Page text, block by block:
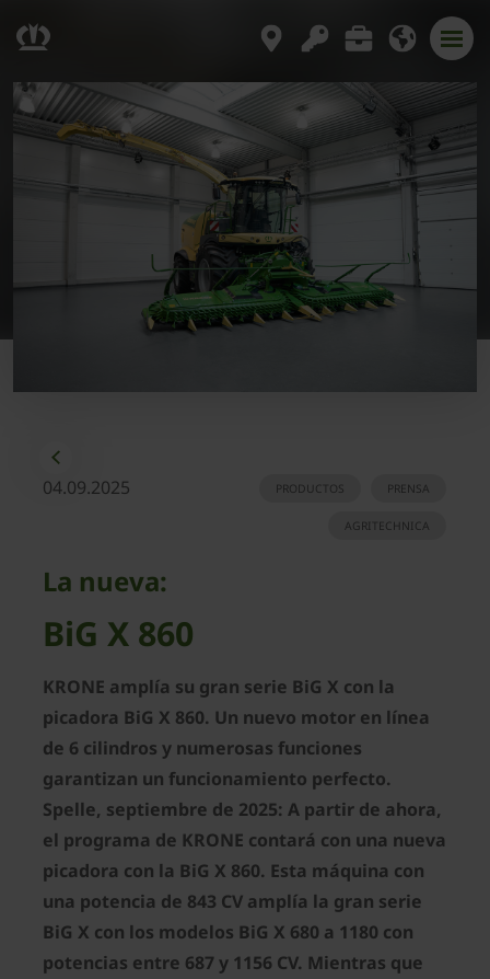
04.09.2025 PRENSA
PRODUCTOS
AGRITECHNICA
La nueva:
BiG X 860
KRONE amplía su gran serie BiG X con la
picadora BiG X 860. Un nuevo motor en línea
de 6 cilindros y numerosas funciones
garantizan un funcionamiento perfecto.
Spelle, septiembre de 2025: A partir de ahora,
el programa de KRONE contará con una nueva
picadora con la BiG X 860. Esta máquina con
una potencia de 843 CV amplía la gran serie
BiG X con los modelos BiG X 680 a 1180 con
potencias entre 687 y 1156 CV. Mientras que